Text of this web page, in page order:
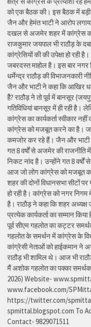
को एक बैठक की। इस बैठक में बड़ी
जैन और हेमंत भाटी ने आरोप लगाया
दखल से अजमेर शहर में कांग्रेस को
राजकुमार जयपाल भी राठौड़ के
कांग्रेसियों की की उपेक्षा हो
जबरदस्त माहोल है। इस बार
धर्मेन्द्र राठौड़ की विभाजनकारी
जैन और भाटी ने कहा कि आखिर
हैै? राठौड़ ने तो पूर्व में बानसूर
गतिविधियां बानसूर में ही रही
कांग्रेस का कार्यकर्ता स्वीकार
कांग्रेस को मजबूत करने का है।
कमजोर कर रहे हैं। जैन और भाटी
गत 8 वर्षों से अजमेर की
निकट नांद है। उन्होंने गत 8
आज जो लोग कांग्रेस को मजबूत
शहर की दोनों विधानसभा सीटों पर
हो रही है। कांग्रेस को नगर निगम
है। राठौड़ ने कहा कि शहर
प्रत्येक कार्यकर्ता का सम्मान
पूर्व सीएम गहलोत का कट्टर
गहलोत के समर्थन में कांग्रेस के
कांग्रेसी नेताओं को हाईकमान ने
राठौड़ भी शामिल थे। आज भी
मैं अशोक गहलोत का पक्का
2026) Website-
www.facebook.com/
https://twitter.com/
spmittal.blogspot.com To
Contact- 9829071511